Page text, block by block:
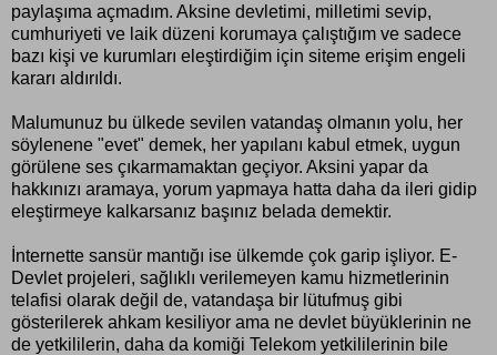
paylaşıma açmadım. Aksine devletimi, milletimi sevip,
cumhuriyeti ve laik düzeni korumaya çalıştığım ve sadece
bazı kişi ve kurumları eleştirdiğim için siteme erişim engeli
kararı aldırıldı.
Malumunuz bu ülkede sevilen vatandaş olmanın yolu, her
söylenene "evet" demek, her yapılanı kabul etmek, uygun
görülene ses çıkarmamaktan geçiyor. Aksini yapar da
hakkınızı aramaya, yorum yapmaya hatta daha da ileri gidip
eleştirmeye kalkarsanız başınız belada demektir.
İnternette sansür mantığı ise ülkemde çok garip işliyor. E-
Devlet projeleri, sağlıklı verilemeyen kamu hizmetlerinin
telafisi olarak değil de, vatandaşa bir lütufmuş gibi
gösterilerek ahkam kesiliyor ama ne devlet büyüklerinin ne
de yetkililerin, daha da komiği Telekom yetkililerinin bile